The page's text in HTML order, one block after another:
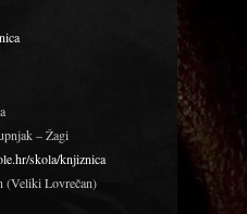
– Žagi
skola/knjiznica
(Veliki Lovrečan)